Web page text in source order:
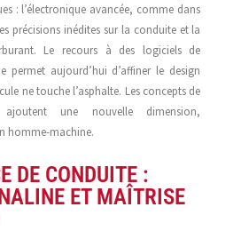
: l’électronique avancée, comme dans
précisions inédites sur la conduite et la
Le recours à des logiciels de
permet aujourd’hui d’affiner le design
ne touche l’asphalte. Les concepts de
une nouvelle dimension,
homme-machine.
DE CONDUITE :
ET MAÎTRISE